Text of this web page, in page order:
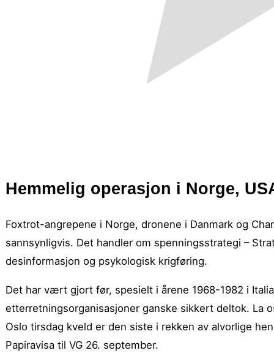
Hemmelig operasjon i Norge,
Foxtrot-angrepene i Norge, dronene i Danmark og
sannsynligvis. Det handler om spenningsstrategi –
desinformasjon og psykologisk krigføring.
Det har vært gjort før, spesielt i årene 1968-1982 i
etterretningsorganisasjoner ganske sikkert deltok. La
Oslo tirsdag kveld er den siste i rekken av alvorlige
Papiravisa til VG 26. september.